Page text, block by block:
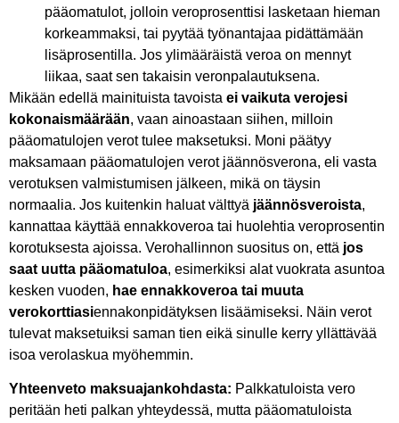
pääomatulot, jolloin veroprosenttisi lasketaan hieman
korkeammaksi, tai pyytää työnantajaa pidättämään
lisäprosentilla. Jos ylimääräistä veroa on mennyt
liikaa, saat sen takaisin veronpalautuksena.
Mikään edellä mainituista tavoista ei vaikuta verojesi
kokonaismäärään, vaan ainoastaan siihen, milloin
pääomatulojen verot tulee maksetuksi. Moni päätyy
maksamaan pääomatulojen verot jäännösverona, eli vasta
verotuksen valmistumisen jälkeen, mikä on täysin
normaalia. Jos kuitenkin haluat välttyä jäännösveroista,
kannattaa käyttää ennakkoveroa tai huolehtia veroprosentin
korotuksesta ajoissa. Verohallinnon suositus on, että jos
saat uutta pääomatuloa, esimerkiksi alat vuokrata asuntoa
kesken vuoden, hae ennakkoveroa tai muuta
verokorttiasiennakonpidätyksen lisäämiseksi. Näin verot
tulevat maksetuiksi saman tien eikä sinulle kerry yllättävää
isoa verolaskua myöhemmin.
Yhteenveto maksuajankohdasta: Palkkatuloista vero
peritään heti palkan yhteydessä, mutta pääomatuloista